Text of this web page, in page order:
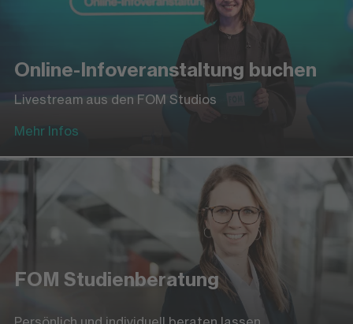
Online-Infoveranstaltung buchen
Livestream aus den FOM Studios
Mehr Infos
FOM Studienberatung